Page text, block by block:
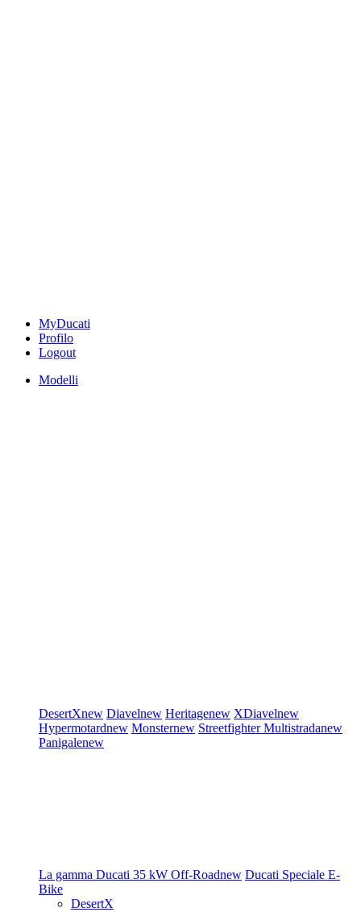
MyDucati
Profilo
Logout
Modelli
DesertXnew Diavelnew Heritagenew XDiavelnew
Hypermotardnew Monsternew StreetfighterMultistradanew
Panigalenew
La gamma Ducati 35 kW Off-Roadnew Ducati Speciale E-
Bike
DesertX